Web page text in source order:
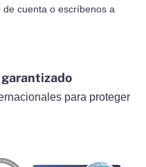
de cuenta o escríbenos a
para proteger